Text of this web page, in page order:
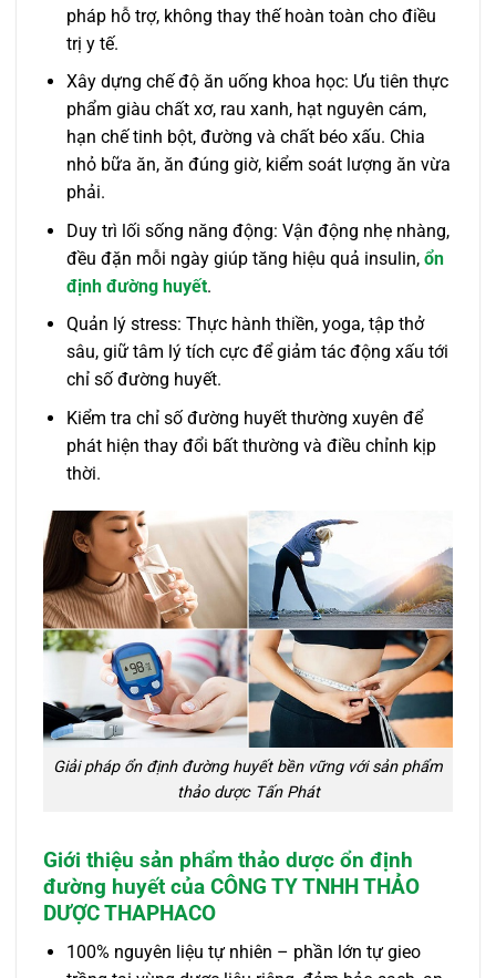
pháp hỗ trợ, không thay thế hoàn toàn cho điều
trị y tế.
Xây dựng chế độ ăn uống khoa học: Ưu tiên thực
phẩm giàu chất xơ, rau xanh, hạt nguyên cám,
hạn chế tinh bột, đường và chất béo xấu. Chia
nhỏ bữa ăn, ăn đúng giờ, kiểm soát lượng ăn vừa
phải.
Duy trì lối sống năng động: Vận động nhẹ nhàng,
đều đặn mỗi ngày giúp tăng hiệu quả insulin,ổn
định đường huyết.
Quản lý stress: Thực hành thiền, yoga, tập thở
sâu, giữ tâm lý tích cực để giảm tác động xấu tới
chỉ số đường huyết.
Kiểm tra chỉ số đường huyết thường xuyên để
phát hiện thay đổi bất thường và điều chỉnh kịp
thời.
Giải pháp ổn định đường huyết bền vững với sản phẩm
thảo dược Tấn Phát
Giới thiệu sản phẩm thảo dược ổn định
đường huyết của CÔNG TY TNHH THẢO
DƯỢC THAPHACO
100% nguyên liệu tự nhiên – phần lớn tự gieo